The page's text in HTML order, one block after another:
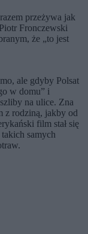
przeżywa jak
Fronczewski
że „to jest
ale gdyby Polsat
w domu” i
na ulice. Zna
z rodziną, jakby od
film stał się
samych